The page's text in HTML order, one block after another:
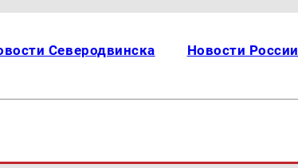
Северодвинска Новости России